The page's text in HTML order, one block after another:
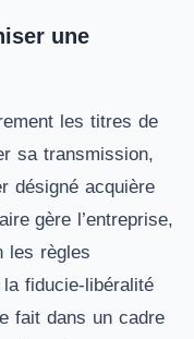
une
les titres de
sa transmission,
désigné acquière
gère l’entreprise,
les règles
fiducie-libéralité
fait dans un cadre